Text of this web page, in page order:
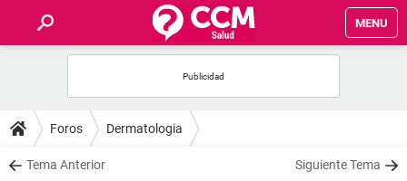
MENU
FOROS
SALUD
Foros Dermatologia
Tema Anterior Siguiente Tema